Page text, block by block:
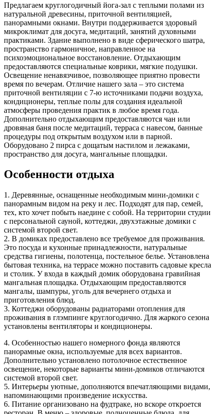
Предлагаем круглогодичный йога-зал с теплыми полами из
натуральной древесины, приточной вентиляцией,
панорамными окнами. Внутри поддерживается здоровый
микроклимат для досуга, медитаций, занятий духовными
практиками. Здание выполнено в виде сферического шатра,
пространство гармоничное, направленное на
психоэмоциональное восстановление. Отдыхающим
предоставляются специальные коврики, мягкие подушки.
Освещение ненавязчивое, позволяющее приятно провести
время по вечерам. Отличие нашего зала – это система
приточной вентиляции с 7-ю источниками подачи воздуха,
кондиционеры, теплые полы для создания идеальной
атмосферы проведения практик в любое время года.
Дополнительно отдыхающим предоставляются чан или
дровяная баня после медитаций, терраса с навесом, банные
процедуры под открытым воздухом или в парной.
Оборудовано 2 пирса с дощатым настилом и лежаками,
пространство для досуга, мангальные площадки.
Особенности отдыха
1. Деревянные, оснащенные необходимым мини-домики с
панорамным видом на реку и лес. Подходят для пар, семей,
тех, кто хочет побыть наедине с собой. На территории студии
с персональной сауной, коттеджи, двухэтажные домики с
системой второй свет.
2. В домиках предоставлено все требуемое для проживания.
Это посуда и кухонные принадлежности, натуральные
средства гигиены, полотенца, постельное белье. Установлена
бытовая техника, на террасе можно поставить садовые кресла
и столик. У входа в каждый домик оборудована гравийная
мангальная площадка. Отдыхающим предоставляются
мангалы, шампуры, уголь для вечернего отдыха и
приготовления блюд.
3. Коттеджи оборудованы радиаторами отопления для
проживания в глэмпинге круглогодично. Для жаркого сезона
установлены вентиляторы и кондиционеры.
4. Особенностью нашего номерного фонда являются
панорамные окна, используемые для всех вариантов.
Дополнительно установлено потолочное естественное
освещение, некоторые варианты мини-домиков отличаются
системой второй свет.
5. Интерьеры уютные, дополняются впечатляющими видами,
напоминающими произведение искусства.
6. Питание организовано на фудтраке, но вскоре откроется